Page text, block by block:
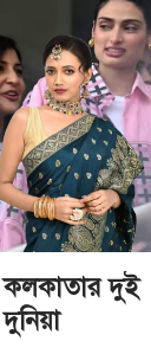
কলকাতার দুই